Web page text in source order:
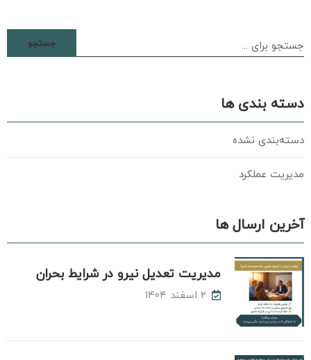
جستجو
دسته بندی ها
دسته‌بندی نشده
مدیریت عملکرد
آخرین ارسال ها
مدیریت تعدیل نیرو در شرایط بحران
۲ اسفند ۱۴۰۴